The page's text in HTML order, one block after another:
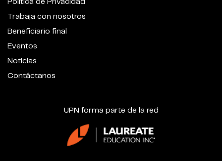
Política de Privacidad
Trabaja con nosotros
Beneficiario final
Eventos
Noticias
Contáctanos
UPN forma parte de la red